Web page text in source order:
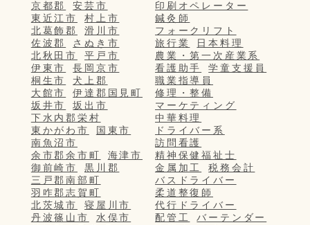
京都郡
安芸市
東近江市
村上市
北葛飾郡
滑川市
佐波郡
さぬき市
北秋田市
平戸市
伊東市
長岡京市
桐生市
犬上郡
大館市
伊達郡国見町
坂井市
坂出市
下水内郡栄村
東かがわ市
国東市
南魚沼市
余市郡余市町
海津市
御前崎市
黒川郡
三戸郡南部町
羽咋郡志賀町
北茨城市
寝屋川市
丹波篠山市
水俣市
印刷オペレーター
鍼灸師
フォークリフト
旅行業
日本料理
農業・第一次産業系
看護助手
学童支援員
職業指導員
修理・整備
マーケティング
中華料理
ドライバー系
訪問看護
精神保健福祉士
金属加工
税務会計
バスドライバー
柔道整復師
代行ドライバー
配管工
バーテンダー